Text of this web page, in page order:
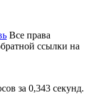
Все права
ссылки на
за 0,343 секунд.